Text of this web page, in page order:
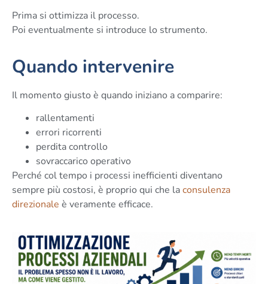
Prima si ottimizza il processo.
Poi eventualmente si introduce lo strumento.
Quando intervenire
Il momento giusto è quando iniziano a comparire:
rallentamenti
errori ricorrenti
perdita controllo
sovraccarico operativo
Perché col tempo i processi inefficienti diventano
sempre più costosi, è proprio qui che laconsulenza
direzionale è veramente efficace.